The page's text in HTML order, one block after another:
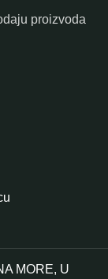
proizvoda
MORE, U